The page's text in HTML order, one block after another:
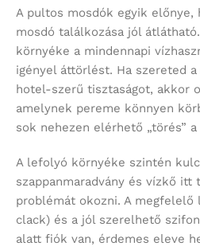
A pultos mosdók egyik
mosdó találkozása jól
környéke a mindennapi
igényel áttörlést. Ha szereted
hotel-szerű tisztaságot, akkor
amelynek pereme könnyen
sok nehezen elérhető „törés”
A lefolyó környéke szintén
szappanmaradvány és vízkő itt
problémát okozni. A
clack) és a jól szerelhető
alatt fiók van, érdemes eleve